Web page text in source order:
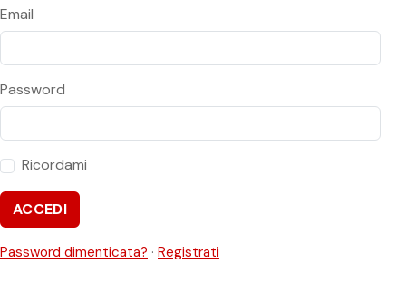
Email
Password
Ricordami
ACCEDI
Password dimenticata? · Registrati